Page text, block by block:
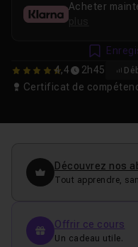
4.375 4,4 2h45
Certificat de
Acheter
plus
Découvrez nos
Tout apprendre,
Offrir ce cours
Un cadeau utile.